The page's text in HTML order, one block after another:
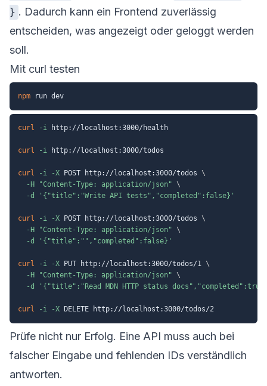
} . Dadurch kann ein Frontend zuverlässig
entscheiden, was angezeigt oder geloggt werden
soll.
Mit curl testen
npm
curl -i http://localhost:3000/health
curl -i http://localhost:3000/todos
curl -i -X POST http://localhost:3000/todos \
-H
"Content-Type: application/json" \
-d
'{"title":"Write API tests","completed":false}'
curl -i -X POST http://localhost:3000/todos \
-H
"Content-Type: application/json" \
-d
'{"title":"","completed":false}'
curl -i -X PUT http://localhost:3000/todos/1 \
-H
"Content-Type: application/json" \
-d
'{"title":"Read MDN HTTP status
curl -i -X
Prüfe nicht nur Erfolg. Eine API muss auch bei
falscher Eingabe und fehlenden IDs verständlich
antworten.